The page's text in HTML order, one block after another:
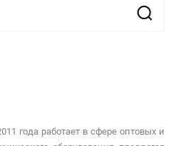
года работает в сфере оптовых и